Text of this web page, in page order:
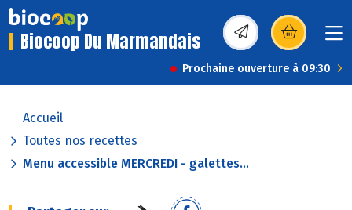
Biocoop Du Marmandais (s’ouvre dans une
Prochaine ouverture à 09:30
Accueil
Toutes nos recettes
Menu accessible MERCREDI - galettes...